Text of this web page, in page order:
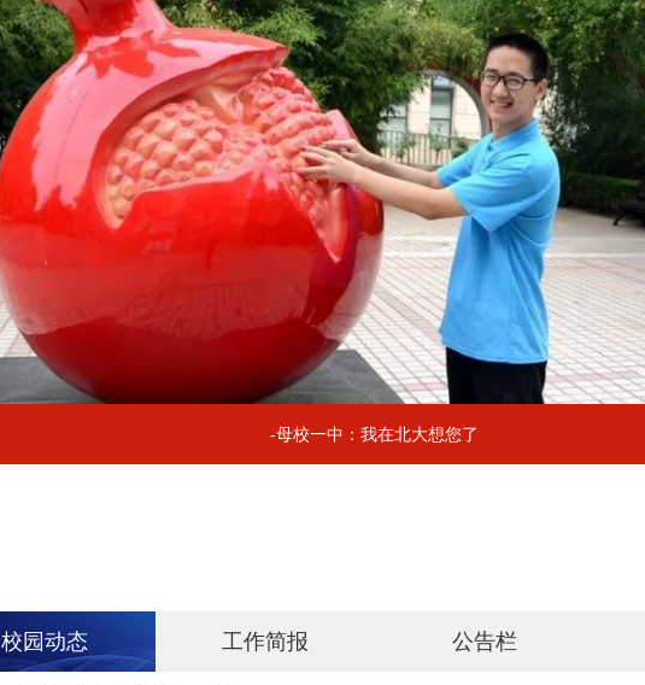
-母校一中：我在北大想您了
校园动态 工作简报 公告栏